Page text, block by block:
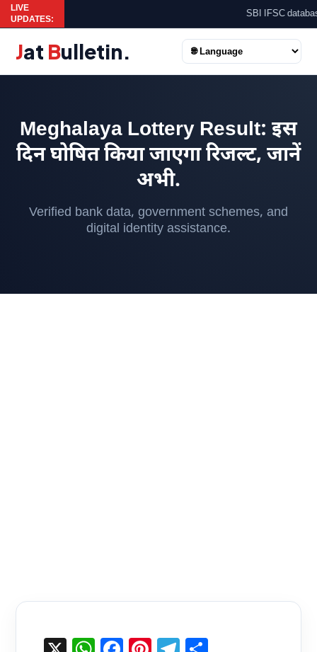
LIVE
UPDATES:
SBI IFSC
Jat Bulletin.
Meghalaya Lottery Result: इस
दिन घोषित किया जाएगा रिजल्ट, जानें
अभी.
Verified bank data, government schemes, and
digital identity assistance.